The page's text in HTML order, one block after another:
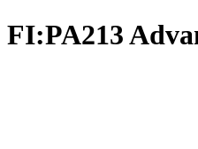
FI:PA213